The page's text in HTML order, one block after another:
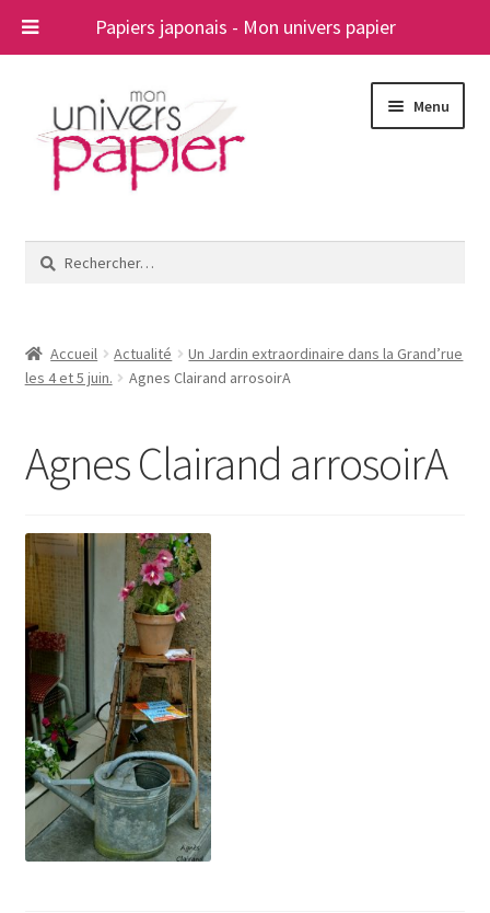
Papiers japonais - Mon univers papier
navigation
contenu
Menu
le
A propos
Rechercher :
Accueil Actualité
Un Jardin extraordinaire dans la Grand’rue
les 4 et 5 juin.
Agnes Clairand arrosoirA
Agnes Clairand arrosoirA